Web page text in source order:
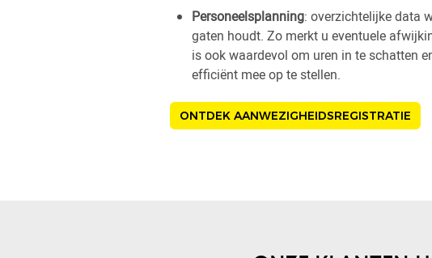
Personeelsplanning: overzichtelijke data
gaten houdt. Zo merkt u eventuele
is ook waardevol om uren in te schatten
efficiënt mee op te stellen.
ONTDEK AANWEZIGHEIDSREGISTRATIE